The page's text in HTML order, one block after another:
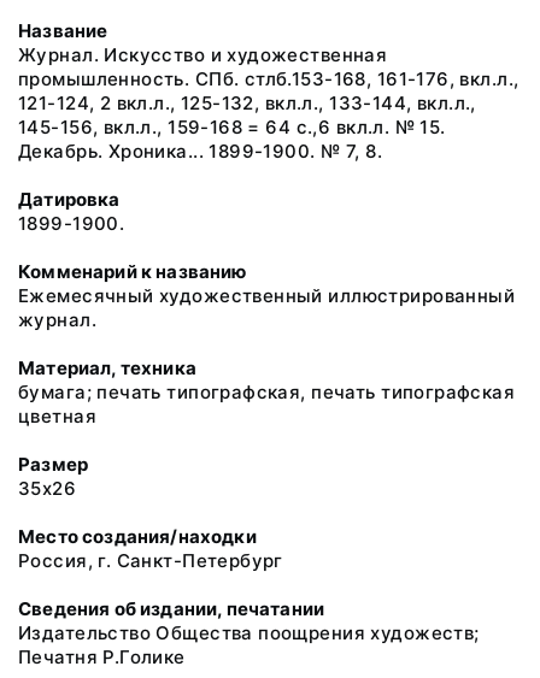
Название
Журнал. Искусство и художественная
промышленность. СПб. стлб.153-168, 161-176, вкл.л.,
121-124, 2 вкл.л., 125-132, вкл.л., 133-144, вкл.л.,
145-156, вкл.л., 159-168 = 64 с.,6 вкл.л. № 15.
Декабрь. Хроника... 1899-1900. № 7, 8.
Датировка
1899-1900.
Комменарий к названию
Ежемесячный художественный иллюстрированный
журнал.
Материал, техника
бумага; печать типографская, печать типографская
цветная
Размер
35х26
Место создания/находки
Россия, г. Санкт-Петербург
Сведения об издании, печатании
Издательство Общества поощрения художеств;
Печатня Р.Голике